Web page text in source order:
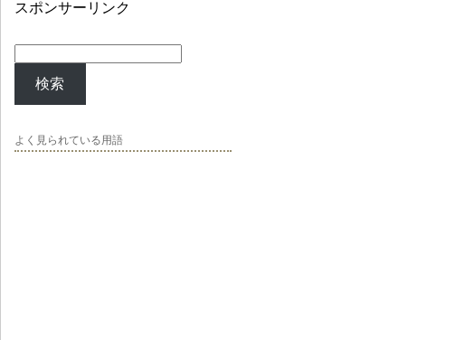
スポンサーリンク
検索
よく見られている用語